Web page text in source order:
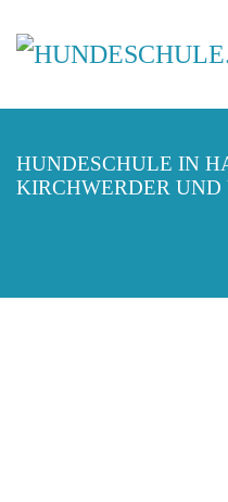
HUNDESCHULE IN
KIRCHWERDER UND